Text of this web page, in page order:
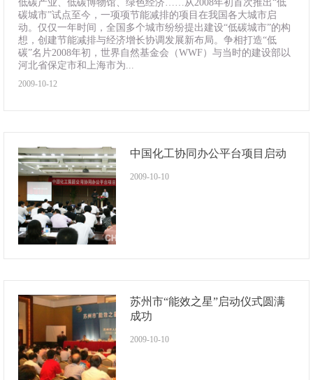
低碳产业、低碳博物馆、绿色经济……从2008年初首次推出“低
碳城市”试点至今，一项项节能减排的项目在我国各大城市启
动。仅仅一年时间，全国多个城市纷纷提出建设“低碳城市”的构
想，创建节能减排与经济增长协调发展新布局。争相打造“低
碳”名片2008年初，世界自然基金会（WWF）与当时的建设部以
河北省保定市和上海市为...
2009-10-12
中国化工协同办公平台项目启动
2009-10-10
苏州市“能效之星”启动仪式圆满
成功
2009-10-10